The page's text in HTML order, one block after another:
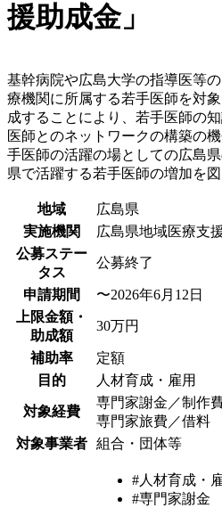
援助成金」
基幹病院や広島大学の指導医等
療機関に所属する若手医師を対
成することにより、若手医師の
医師とのネットワークの構築の
手医師の活躍の場としての広島
県で活躍する若手医師の増加を図
地域
広島県
実施機関
広島県地域医療支
公募ステー
タス
公募終了
申請期間
〜2026年6月12日
上限金額・
助成額
30万円
補助率
定額
目的
人材育成・雇用
対象経費
専門家謝金／制作
専門家旅費／借料
対象事業者
組合・団体等
#人材育成・
#専門家謝金